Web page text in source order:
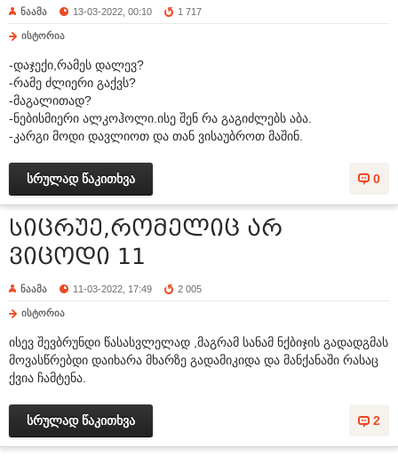
ნაამა 13-03-2022, 00:10 1 717
ისტორია
-დაჯექი,რამეს დალევ?
-რამე ძლიერი გაქვს?
-მაგალითად?
-ნებისმიერი ალკოჰოლი.ისე შენ რა გაგიძლებს აბა.
-კარგი მოდი დავლიოთ და თან ვისაუბროთ მაშინ.
0
სრულად წაკითხვა
სიცრუე,რომელიც არ
ვიცოდი 11
ნაამა 11-03-2022, 17:49 2 005
ისტორია
ისევ შევბრუნდი წასასვლელად ,მაგრამ სანამ ნქბიჯის გადადგმას
მოვასწრებდი დაიხარა მხარზე გადამიკიდა და მანქანაში რასაც
ქვია ჩამტენა.
2
სრულად წაკითხვა